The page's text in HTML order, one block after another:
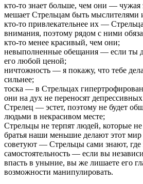
кто-то знает больше, чем они — чужая
мешает Стрельцам быть мыслителями
кто-то привлекательнее их —
внимания, поэтому рядом с ними
кто-то менее красивый, чем они;
невыполненные обещания — если ты
его любой ценой;
ничтожность — я покажу, что тебе
сильнее;
тоска — в Стрельцах
они на дух не переносят
Стрелец — эстет, поэтому не будет
людьми в некрасивом месте;
Стрельцы не терпят людей, которые
братья наши меньшие делают этот мир
советуют — Стрельцы сами знают, где
самостоятельность — если вы
впасть в уныние, вы же лишаете его
возможности манипулировать.